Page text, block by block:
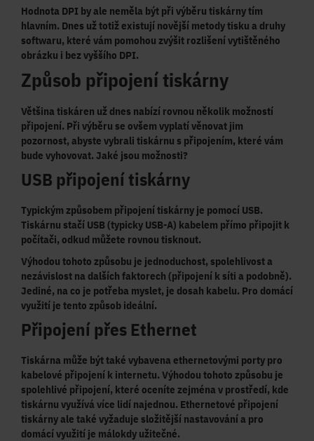
Hodnota DPI by ale neměla být při výběru tiskárny tím
hlavním. Dnes už totiž existují novější metody tisku a druhy
softwaru, které vám pomohou zvýšit rozlišení vytištěného
obrázku i bez vyššího DPI.
Způsob připojení tiskárny
Většina tiskáren už dnes nabízí rovnou několik možností
připojení. Při výběru se ovšem vyplatí věnovat jim
pozornost, abyste vybrali tiskárnu s připojením, které vám
bude vyhovovat. Jaké jsou možnosti?
USB připojení tiskárny
Typickým způsobem připojení tiskárny je pomocí USB.
Tiskárnu stačí USB (typicky USB-A) kabelem přímo připojit k
počítači, odkud můžete rovnou tisknout.
Výhodou tohoto způsobu je jednoduchost, spolehlivosta
nezávislost na dalších faktorech (připojení k síti a podobně).
Jediné, na co je potřeba myslet, je dosah kabelu. Pro domácí
využití je tento způsob ideální.
Připojení přes Ethernet
Tiskárna může být také vybavena ethernetovými porty pro
kabelové připojení k internetu. Výhodou tohoto způsobu je
spolehlivé připojení, které oceníte zejména v prostředí, kde
tiskárnu využívá více lidí najednou. Ethernetové připojení
tiskárny ale také vyžaduje složitější nastavování a pro
domácí využití je málokdy užitečné.